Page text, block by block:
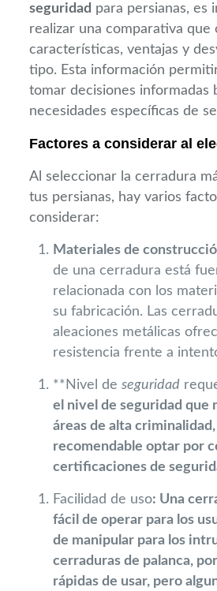
seguridad para persianas, es
realizar una comparativa que
características, ventajas y
tipo. Esta información
tomar decisiones informadas
necesidades específicas de
Factores a considerar al
Al seleccionar la cerradura
tus persianas, hay varios
considerar:
Materiales de
de una cerradura está
relacionada con los
su fabricación. Las
aleaciones metálicas
resistencia frente a
**Nivel deseguridad
el nivel de seguridad que
áreas de alta
recomendable optar por
certificaciones de
Facilidad de uso: Una
fácil de operar para los
de manipular para los
cerraduras de palanca,
rápidas de usar, pero